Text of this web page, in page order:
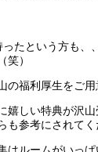
たという方も、
）
の福利厚生をご用
嬉しい特典が沢
も参考にされて